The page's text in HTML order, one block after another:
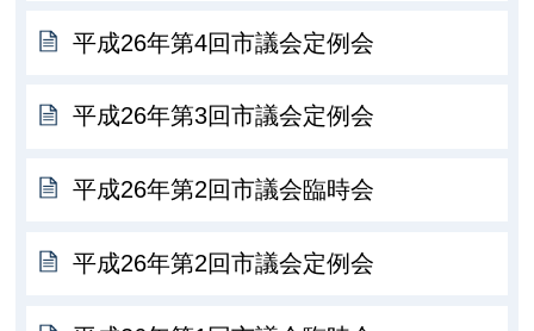
平成26年第4回市議会定例会
平成26年第3回市議会定例会
平成26年第2回市議会臨時会
平成26年第2回市議会定例会